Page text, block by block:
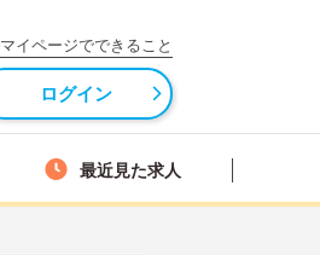
マイページでできること
ログイン
最近見た求人